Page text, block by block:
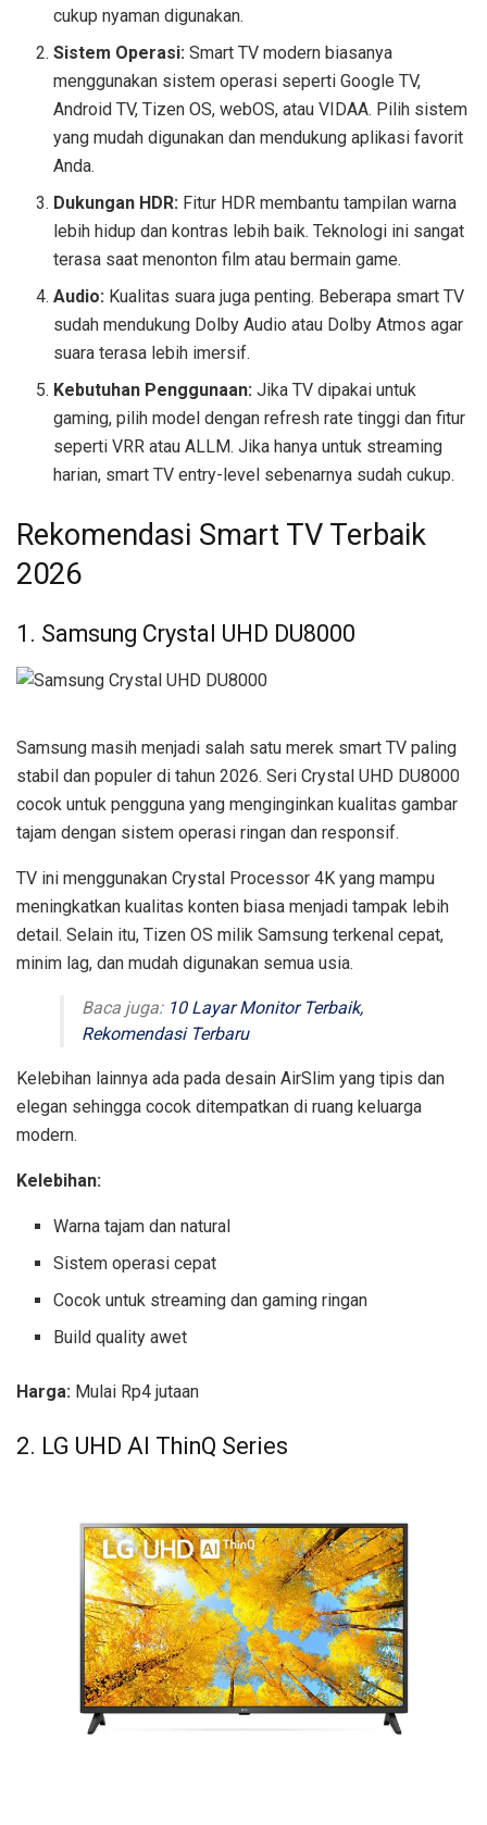
cukup nyaman digunakan.
Sistem Operasi: Smart TV modern biasanya
menggunakan sistem operasi seperti Google TV,
Android TV, Tizen OS, webOS, atau VIDAA. Pilih sistem
yang mudah digunakan dan mendukung aplikasi favorit
Anda.
Dukungan HDR: Fitur HDR membantu tampilan warna
lebih hidup dan kontras lebih baik. Teknologi ini sangat
terasa saat menonton film atau bermain game.
Audio: Kualitas suara juga penting. Beberapa smart TV
sudah mendukung Dolby Audio atau Dolby Atmos agar
suara terasa lebih imersif.
Kebutuhan Penggunaan: Jika TV dipakai untuk
gaming, pilih model dengan refresh rate tinggi dan fitur
seperti VRR atau ALLM. Jika hanya untuk streaming
harian, smart TV entry-level sebenarnya sudah cukup.
Rekomendasi Smart TV Terbaik
2026
1. Samsung Crystal UHD DU8000
Samsung masih menjadi salah satu merek smart TV paling
stabil dan populer di tahun 2026. Seri Crystal UHD DU8000
cocok untuk pengguna yang menginginkan kualitas gambar
tajam dengan sistem operasi ringan dan responsif.
TV ini menggunakan Crystal Processor 4K yang mampu
meningkatkan kualitas konten biasa menjadi tampak lebih
detail. Selain itu, Tizen OS milik Samsung terkenal cepat,
minim lag, dan mudah digunakan semua usia.
Baca juga: 10 Layar Monitor Terbaik,
Rekomendasi Terbaru
Kelebihan lainnya ada pada desain AirSlim yang tipis dan
elegan sehingga cocok ditempatkan di ruang keluarga
modern.
Kelebihan:
Warna tajam dan natural
Sistem operasi cepat
Cocok untuk streaming dan gaming ringan
Build quality awet
Harga: Mulai Rp4 jutaan
2. LG UHD AI ThinQ Series